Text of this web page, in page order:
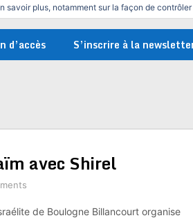
savoir plus, notamment sur la façon de
d’accès S’inscrire à la
avec Shirel
de Boulogne Billancourt organise